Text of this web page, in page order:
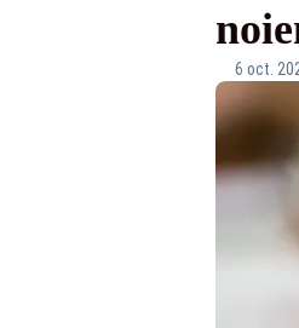
6 oct.